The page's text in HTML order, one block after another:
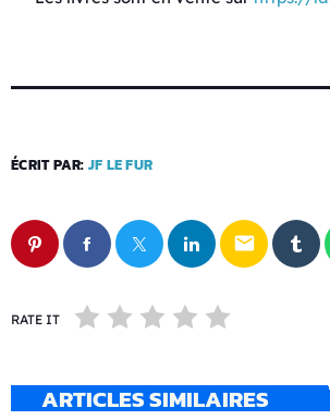
ÉCRIT PAR: JF LE FUR
email
RATE IT
ARTICLES SIMILAIRES